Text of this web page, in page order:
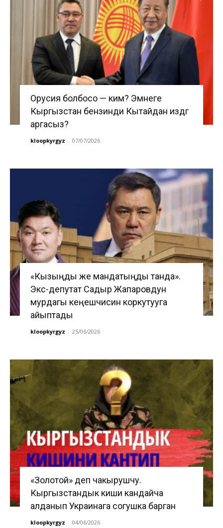
Орусия болбосо — ким? Эмнеге
Кыргызстан бензинди Кытайдан издөөгө
аргасыз?
kloopkyrgyz - 07/07/2026
«Кызыңды же мандатыңды танда».
Экс-депутат Садыр Жапаровдун
мурдагы кеңешчисин коркутууга
айыптады
kloopkyrgyz - 25/06/2026
«Золотой» деп чакырушчу.
Кыргызстандык киши кандайча
алданып Украинага согушка барган
kloopkyrgyz - 04/06/2026